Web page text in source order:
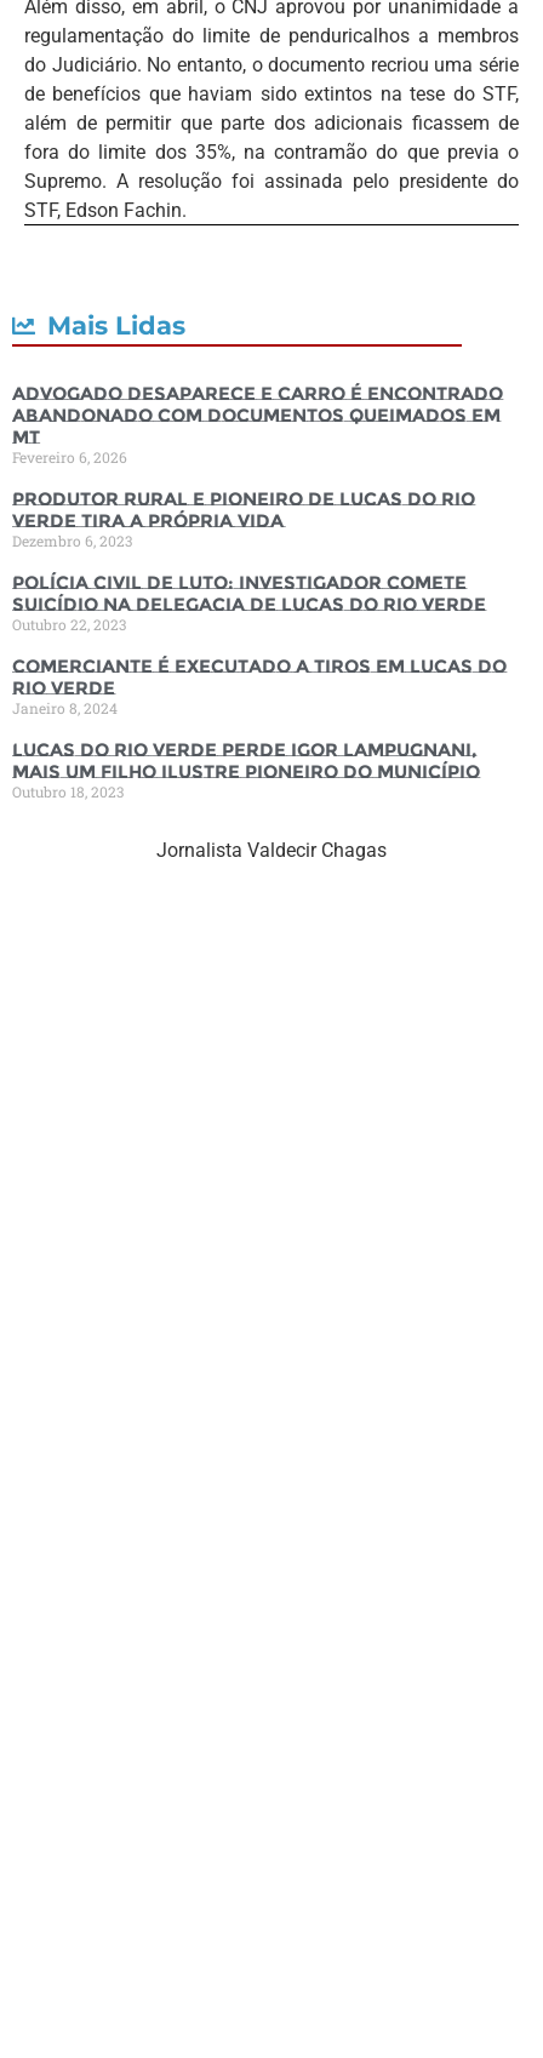
Além disso, em abril, o CNJ aprovou por unanimidade a
regulamentação do limite de penduricalhos a membros
do Judiciário. No entanto, o documento recriou uma série
de benefícios que haviam sido extintos na tese do STF,
além de permitir que parte dos adicionais ficassem de
fora do limite dos 35%, na contramão do que previa o
Supremo. A resolução foi assinada pelo presidente do
STF, Edson Fachin.
Mais Lidas
Advogado desaparece e carro é encontrado
abandonado com documentos queimados em
MT
Fevereiro 6, 2026
Produtor rural e pioneiro de Lucas do Rio
Verde tira a própria vida
Dezembro 6, 2023
Polícia Civil de luto: Investigador comete
suicídio na Delegacia de Lucas do Rio Verde
Outubro 22, 2023
Comerciante é executado a tiros em Lucas do
Rio Verde
Janeiro 8, 2024
Lucas do Rio Verde perde Igor Lampugnani,
mais um filho ilustre pioneiro do município
Outubro 18, 2023
Jornalista Valdecir Chagas